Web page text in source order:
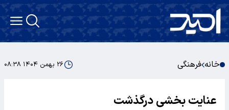
خانه فرهنگی ۲۶ بهمن ۱۴۰۴ ۰۸:۳۸
عنایت بخشی درگذشت